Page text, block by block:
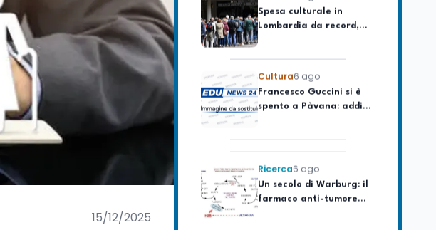
15/12/2025
Lombardia da record,
ma la voragine Nord-
Cultura6 ago
Francesco Guccini si è
spento a Pàvana: addio
al Maestrone
Ricerca6 ago
Un secolo di Warburg: il
farmaco anti-tumore
che accende la glicolisi